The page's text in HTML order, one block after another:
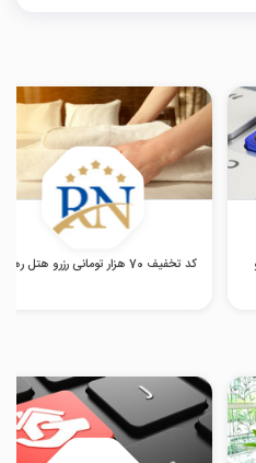
کد تخفیف 70 هزار تومانی رزرو هتل رهی نو